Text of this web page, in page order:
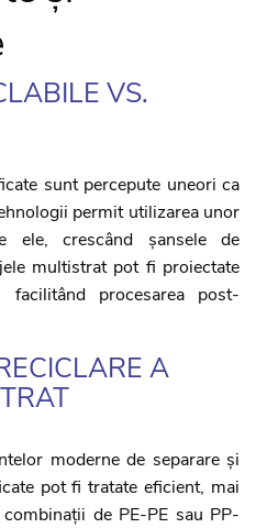
VS.
sunt percepute uneori ca
permit utilizarea unor
ele, crescând șansele de
multistrat pot fi proiectate
procesarea post-
A
moderne de separare și
pot fi tratate eficient, mai
de PE-PE sau PP-